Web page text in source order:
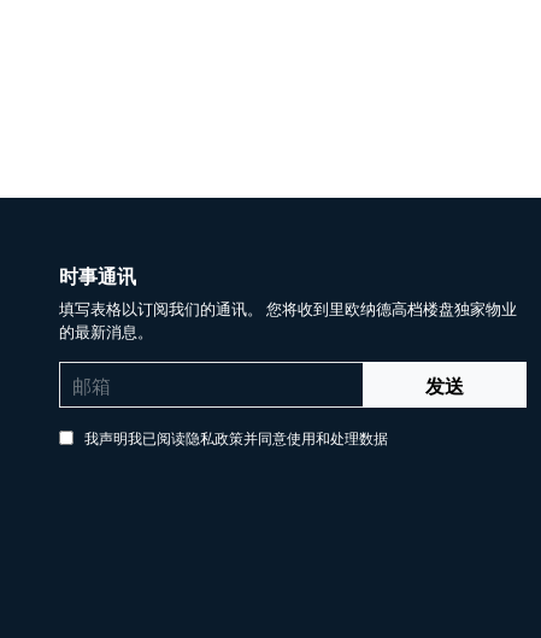
时事通讯
填写表格以订阅我们的通讯。 您将收到里欧纳德高档楼盘独家物业
的最新消息。
发送
我声明我已阅读隐私政策并同意使用和处理数据